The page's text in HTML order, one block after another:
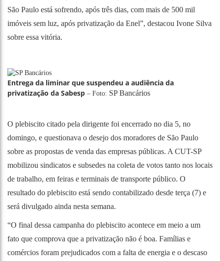
São Paulo está sofrendo, após três dias, com mais de 500 mil
imóveis sem luz, após privatização da Enel”, destacou Ivone Silva
sobre essa vitória.
Entrega da liminar que suspendeu a audiência da
privatização da Sabesp – Foto: SP Bancários
O plebiscito citado pela dirigente foi encerrado no dia 5, no
domingo, e questionava o desejo dos moradores de São Paulo
sobre as propostas de venda das empresas públicas. A CUT-SP
mobilizou sindicatos e subsedes na coleta de votos tanto nos locais
de trabalho, em feiras e terminais de transporte público. O
resultado do plebiscito está sendo contabilizado desde terça (7) e
será divulgado ainda nesta semana.
“O final dessa campanha do plebiscito acontece em meio a um
fato que comprova que a privatização não é boa. Famílias e
comércios foram prejudicados com a falta de energia e o descaso